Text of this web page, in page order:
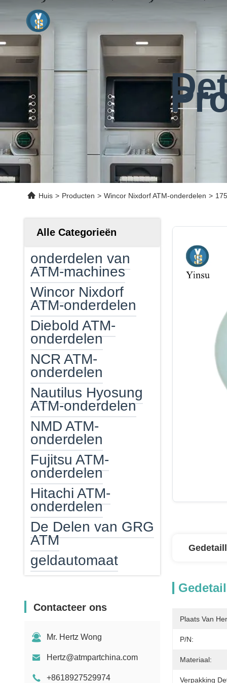
Huis > Producten > Wincor Nixdorf ATM-onderdelen >
Alle Categorieën
onderdelen van
ATM-machines
Wincor Nixdorf
ATM-onderdelen
Diebold ATM-
onderdelen
NCR ATM-
onderdelen
Nautilus Hyosung
ATM-onderdelen
NMD ATM-
onderdelen
Fujitsu ATM-
onderdelen
Hitachi ATM-
onderdelen
De Delen van GRG
ATM
geldautomaat
ATM-geldcassette
ATM EPP
ATM Verwarmer
Bankbiljettelmachine
Contacteer ons
Mr. Hertz Wong
Hertz@atmpartchina.com
+8618927529974
Plaats Van
P/N:
Materiaal:
Verpakking